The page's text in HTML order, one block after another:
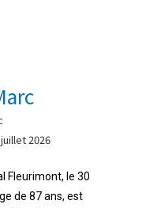
2026
Fleurimont, le 30
de 87 ans, est